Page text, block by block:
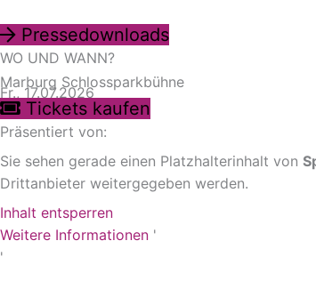
Pressedownloads
WO UND WANN?
Marburg Schlossparkbühne
Fr., 17.07.2026
Tickets kaufen
Präsentiert von:
Sie sehen gerade einen Platzhalterinhalt von
Drittanbieter weitergegeben werden.
Inhalt entsperren
Weitere Informationen '
'